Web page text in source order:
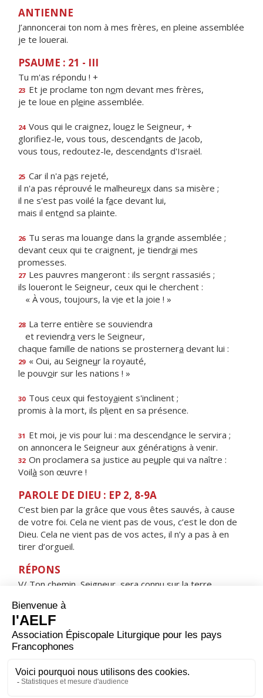
ANTIENNE
J’annoncerai ton nom à mes frères, en pleine assemblée
je te louerai.
PSAUME : 21 - III
Tu m'as répondu ! +
23 Et je proclame ton nom devant mes frères,
je te loue en pleine assemblée.
24 Vous qui le craignez, louez le Seigneur, +
glorifiez-le, vous tous, descendants de Jacob,
vous tous, redoutez-le, descendants d'Israël.
25 Car il n'a pas rejeté,
il n'a pas réprouvé le malheureux dans sa misère ;
il ne s'est pas voilé la face devant lui,
mais il entend sa plainte.
26 Tu seras ma louange dans la grande assemblée ;
devant ceux qui te craignent, je tiendrai mes
promesses.
27 Les pauvres mangeront : ils seront rassasiés ;
ils loueront le Seigneur, ceux qui le cherchent :
« À vous, toujours, la vie et la joie ! »
28 La terre entière se souviendra
et reviendra vers le Seigneur,
chaque famille de nations se prosternera devant lui :
29 « Oui, au Seigneur la royauté,
le pouvoir sur les nations ! »
30 Tous ceux qui festoyaient s'inclinent ;
promis à la mort, ils plient en sa présence.
31 Et moi, je vis pour lui : ma descendance le servira ;
on annoncera le Seigneur aux générations à venir.
32 On proclamera sa justice au peuple qui va naître :
Voilà son œuvre !
PAROLE DE DIEU : EP 2, 8-9A
C’est bien par la grâce que vous êtes sauvés, à cause
de votre foi. Cela ne vient pas de vous, c’est le don de
Dieu. Cela ne vient pas de vos actes, il n’y a pas à en
tirer d’orgueil.
RÉPONS
V/ Ton chemin, Seigneur, sera connu sur la terre,
ORAISON
Seigneur Jésus Christ, toi qui as fait passer de la croix
dans ton Royaume le malfaiteur qui reconnaissait ses
ouvre-nous, dès notre mort, les portes du paradis. Toi
qui règnes pour les siècles des siècles. Amen.